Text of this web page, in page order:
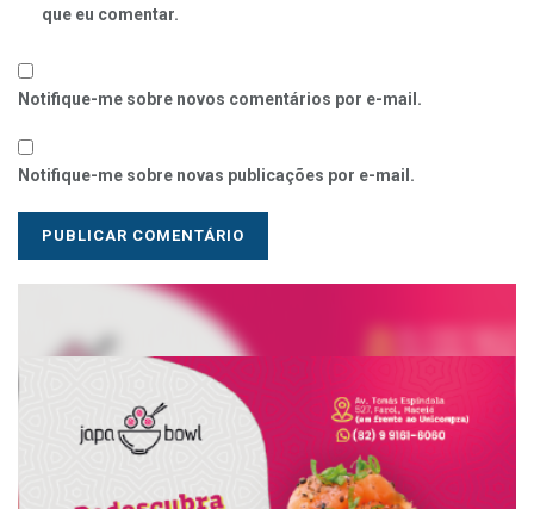
que eu comentar.
Notifique-me sobre novos comentários por e-mail.
Notifique-me sobre novas publicações por e-mail.